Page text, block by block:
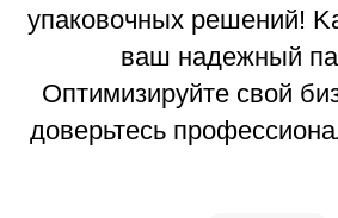
упаковочных решений!
ваш надежный
Оптимизируйте свой
доверьтесь